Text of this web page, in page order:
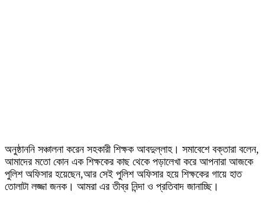
অনুষ্ঠাননি সঞ্চালনা করেন সহকারী শিক্ষক আবদুল্লাহ। সমাবেশে বক্তারা বলেন,
আমাদের মতো কোন এক শিক্ষকের কাছ থেকে পড়ালেখা করে আপনারা আজকে
পুলিশ অফিসার হয়েছেন,আর সেই পুলিশ অফিসার হয়ে শিক্ষকের গায়ে হাত
তোলাটা লজ্জা জনক। আমরা এর তীব্র নিন্দা ও প্রতিবাদ জানাচ্ছি।